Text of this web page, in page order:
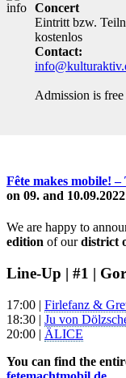
Concert
Eintritt bzw.
kostenlos
Contact:
Admission is
Fête makes mobile!
on 09. and 10.09.2022
We are happy to
edition of ourdistrict
Line-Up | #1 |
17:00 | Firlefanz &
18:30 | Ju von
20:00 | ÄLICE
You can find the